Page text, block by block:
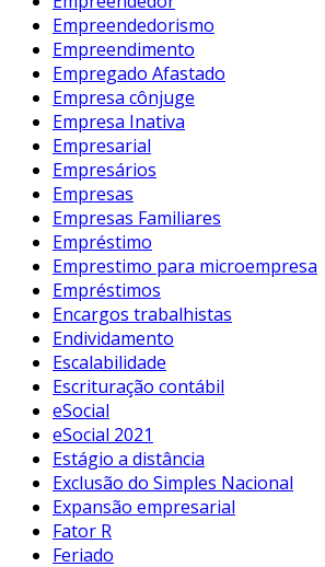
Empreendedorismo
Empreendimento
Empregado Afastado
Empresa cônjuge
Empresa Inativa
Empresarial
Empresários
Empresas
Empresas Familiares
Empréstimo
Emprestimo para microempresa
Empréstimos
Encargos trabalhistas
Endividamento
Escalabilidade
Escrituração contábil
eSocial
eSocial 2021
Estágio a distância
Exclusão do Simples Nacional
Expansão empresarial
Fator R
Feriado